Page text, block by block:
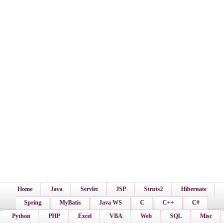
Home Java Servlet JSP Struts2
Hibernate
Spring
MyBatis Java WS C C++
C#
Python
PHP Excel VBA Web SQL Misc